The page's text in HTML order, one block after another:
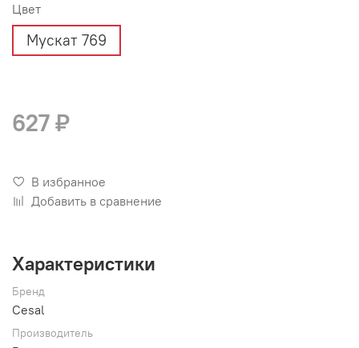
Цвет
Мускат 769
627 ₽
В избранное
Добавить в сравнение
Характеристики
Бренд
Cesal
Производитель